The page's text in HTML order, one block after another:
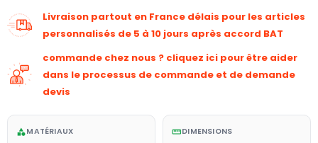
Livraison partout en France délais pour les articles
personnalisés de 5 à 10 jours après accord BAT
commande chez nous ? cliquez ici pour être aider
dans le processus de commande et de demande
devis
categoryMATÉRIAUX straightenDIMENSIONS